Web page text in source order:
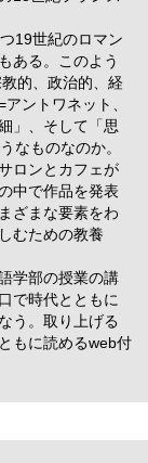
19世紀のロマン
ある。このよう
的、政治的、経
ントワネット、
」、そして「思
なものなのか。
ロンとカフェが
中で作品を発表
ざまな要素をわ
むための教養
学部の授業の講
で時代とともに
う。取り上げる
もに読めるweb付